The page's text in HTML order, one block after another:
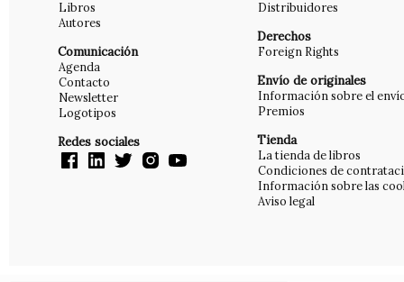
Libros
Autores
Comunicación
Agenda
Contacto
Newsletter
Logotipos
Redes sociales
Distribuidores
Derechos
Foreign Rights
Envío de originales
Información sobre el
Premios
Tienda
La tienda de libros
Condiciones de
Información sobre las
Aviso legal